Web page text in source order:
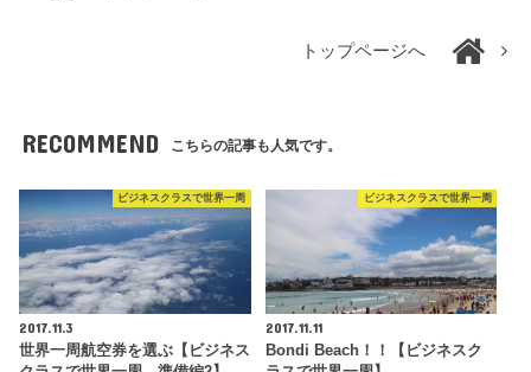
トップページへ
RECOMMEND こちらの記事も人気です。
ビジネスクラスで世界一周
2017.11.3
世界一周航空券を選ぶ【ビジネス
ビジネスクラスで世界一周
2017.11.11
Bondi Beach！！【ビジネスク